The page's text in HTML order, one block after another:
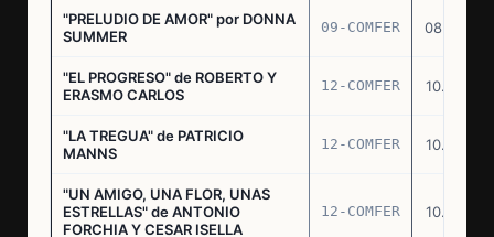
"PRELUDIO DE AMOR" por DONNA
SUMMER
09-COMFER 08.03.77
"EL PROGRESO" de ROBERTO Y
ERASMO CARLOS
12-COMFER 10.03.77
"LA TREGUA" de PATRICIO
MANNS
12-COMFER 10.03.77
"UN AMIGO, UNA FLOR, UNAS
ESTRELLAS" de ANTONIO
FORCHIA Y CESAR ISELLA
12-COMFER 10.03.77